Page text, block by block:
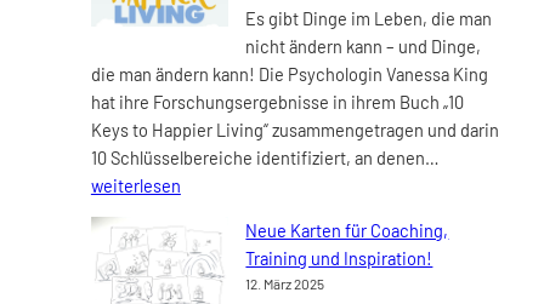
durch’s
s’Fachl
Frankfurt!
Ab
12:00
Uhr
Sabine
live
deine
Es gibt Dinge im Leben, die man
nicht ändern kann – und Dinge,
die man ändern kann! Die Psychologin Vanessa King
hat ihre Forschungsergebnisse in ihrem Buch „10
Keys to Happier Living“ zusammengetragen und darin
10 Schlüsselbereiche identifiziert, an denen…
„10
weiterlesen
Neue Karten für Coaching,
Training und Inspiration!
12. März 2025